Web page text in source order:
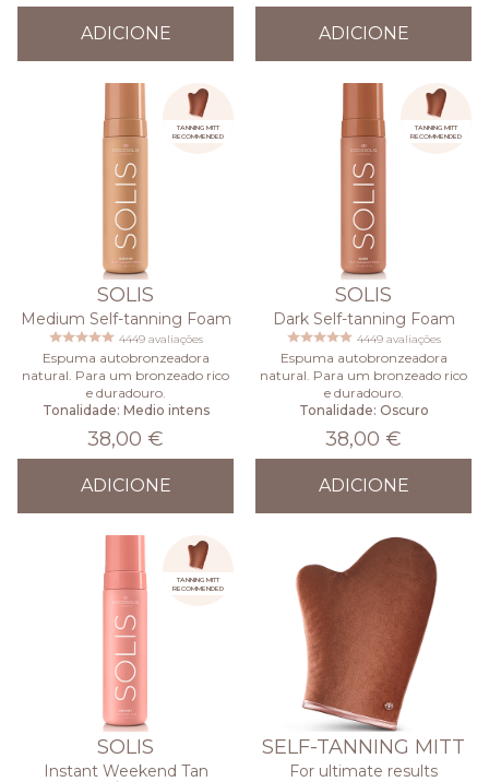
ADICIONE ADICIONE
TANNING MITT
RECOMMENDED
SOLIS
Medium Self-tanning Foam
4449 avaliações
Espuma autobronzeadora
natural. Para um bronzeado rico
e duradouro.
Tonalidade: Medio intens
38,00 €
ADICIONE
TANNING MITT
RECOMMENDED
SOLIS
Dark Self-tanning Foam
4449 avaliações
Espuma autobronzeadora
natural. Para um bronzeado rico
e duradouro.
Tonalidade: Oscuro
38,00 €
ADICIONE
TANNING MITT
RECOMMENDED
SOLIS
Instant Weekend Tan
SELF-TANNING MITT
For ultimate results